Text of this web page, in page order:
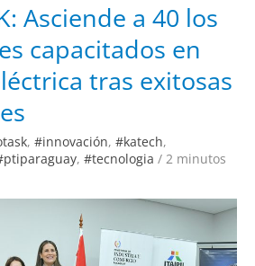
Asciende a 40 los
capacitados en
tras exitosas
, #innovación, #katech,
, #tecnologia / 2 minutos